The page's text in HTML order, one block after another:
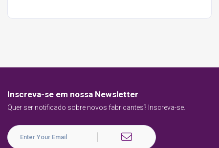
Inscreva-se em nossa Newsletter
Quer ser notificado sobre novos fabricantes? Inscreva-se.